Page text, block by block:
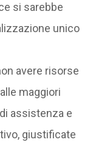
si sarebbe
unico
avere risorse
maggiori
assistenza e
giustificate